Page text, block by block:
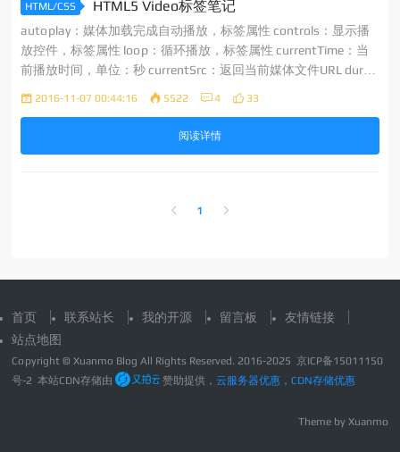
HTML/CSS HTML5 Video标签笔记
autoplay：媒体加载完成自动播放，标签属性 controls：显示播
放控件，标签属性 loop：循环播放，标签属性 currentTime：当
前播放时间，单位：秒 currentSrc：返回当前媒体文件URL durati
on：媒体总时间 ended：媒体是否已经播放完，Boolean inittalTi
2016-11-07 00:44:16 5522 4 33
阅读详情
1
首页 联系站长 我的开源 留言板
友情链接
站点地图
Copyright © Xuanmo Blog All Rights Reserved. 2016-2025京ICP备15011150
号-2 本站CDN存储由 赞助提供，云服务器优惠 ，CDN存储优惠
Theme by Xuanmo